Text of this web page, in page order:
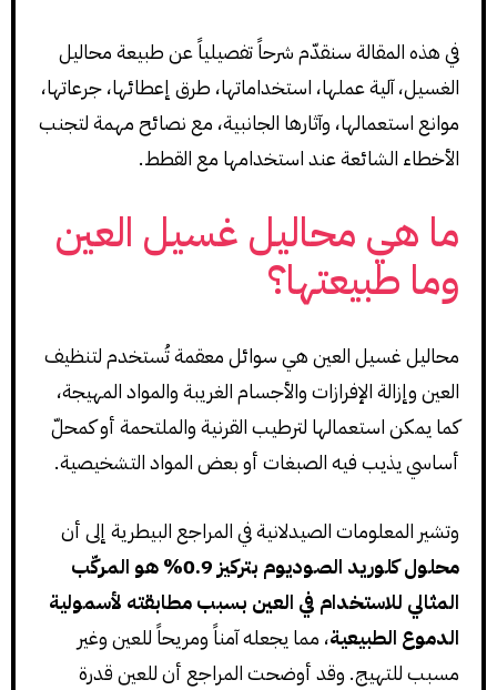
في هذه المقالة سنقدّم شرحاً تفصيلياً عن طبيعة محاليل
الغسيل، آلية عملها، استخداماتها، طرق إعطائها، جرعاتها،
موانع استعمالها، وآثارها الجانبية، مع نصائح مهمة لتجنب
الأخطاء الشائعة عند استخدامها مع القطط.
ما هي محاليل غسيل العين
وما طبيعتها؟
محاليل غسيل العين هي سوائل معقمة تُستخدم لتنظيف
العين وإزالة الإفرازات والأجسام الغريبة والمواد المهيجة،
كما يمكن استعمالها لترطيب القرنية والملتحمة أو كمحلّ
أساسي يذيب فيه الصبغات أو بعض المواد التشخيصية.
وتشير المعلومات الصيدلانية في المراجع البيطرية إلى أن
محلول كلوريد الصوديوم بتركيز 0.9% هو المركّب
المثالي للاستخدام في العين بسبب مطابقته لأسمولية
الدموع الطبيعية، مما يجعله آمناً ومريحاً للعين وغير
مسبب للتهيج. وقد أوضحت المراجع أن للعين قدرة